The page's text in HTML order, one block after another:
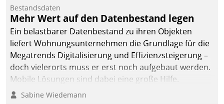
Bestandsdaten
Mehr Wert auf den Datenbestand legen
Ein belastbarer Datenbestand zu ihren Objekten
liefert Wohnungsunternehmen die Grundlage für die
Megatrends Digitalisierung und Effizienzsteigerung –
doch vielerorts muss er erst noch aufgebaut werden.
Mobile Lösungen sind dabei eine große Hilfe.
Sabine Wiedemann